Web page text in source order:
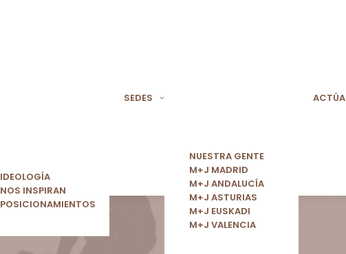
IDEOLOGÍA
NOS INSPIRAN
POSICIONAMIENTOS
SEDES
NUESTRA GENTE
M+J MADRID
M+J ANDALUCÍA
M+J ASTURIAS
M+J EUSKADI
M+J VALENCIA
ACTÚA